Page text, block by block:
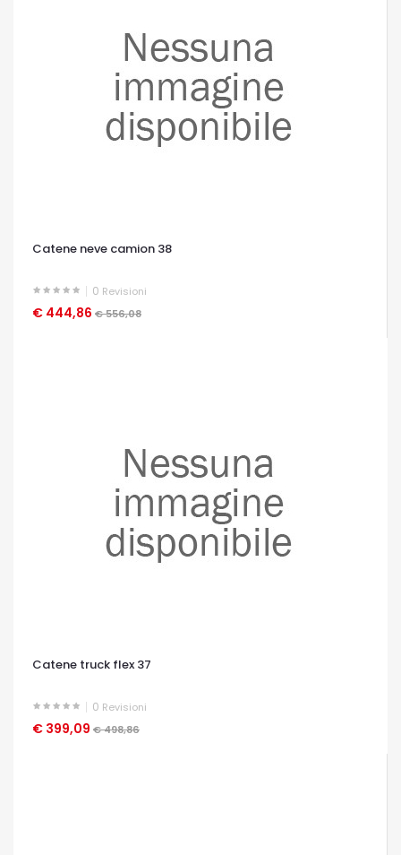
Catene neve camion 38
0 Revisioni
€ 444,86 € 556,08
OCCHIATA VELOCE
Catene truck flex 37
0 Revisioni
€ 399,09 € 498,86
OCCHIATA VELOCE